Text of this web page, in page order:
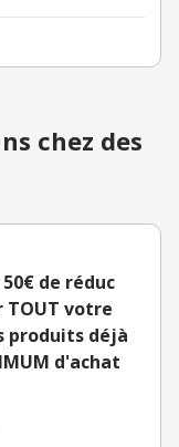
chez des
de réduc
TOUT votre
produits déjà
d'achat